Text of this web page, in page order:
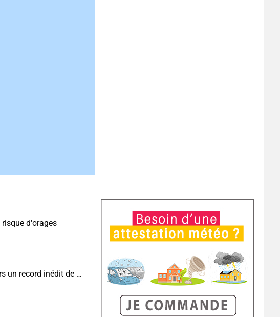
d'orages
Vague de chaleur et canicule : vers un record inédit de chaleur durable en France